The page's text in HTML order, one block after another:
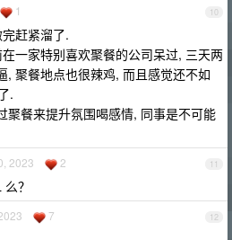
10
1
赶紧溜了.
一家特别喜欢聚餐的公司呆过, 三天两
, 聚餐地点也很辣鸡, 而且感觉还不如
.
聚餐来提升氛围喝感情, 同事是不可能
11
2023 2
？
12
7